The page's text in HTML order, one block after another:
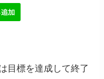
目標を達成して終了